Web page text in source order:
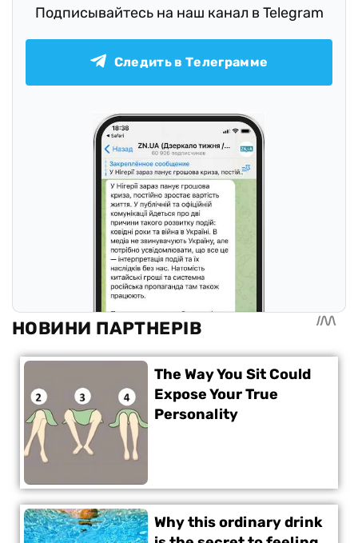
Подписывайтесь на наш канал в Telegram
Следить в Телеграмме